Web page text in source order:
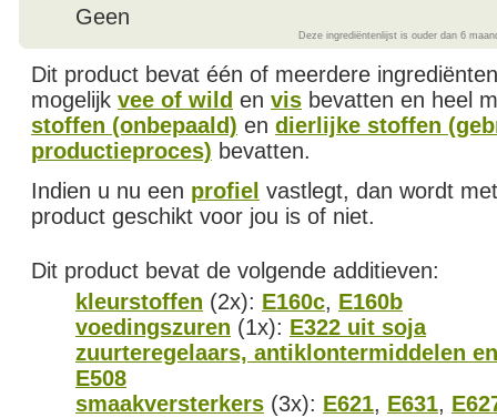
Geen
Deze ingrediëntenlijst is ouder dan 6
Dit product bevat één of meerdere
mogelijk vee of wild en vis bevatten en heel
stoffen (onbepaald) en dierlijke stoffen
productieproces) bevatten.
Indien u nu een profiel vastlegt, dan wordt
product geschikt voor jou is of niet.
Dit product bevat de volgende additieven:
kleurstoffen (2x): E160c, E160b
voedingszuren (1x): E322 uit soja
zuurteregelaars, antiklontermiddelen
E508
smaakversterkers (3x): E621, E631,